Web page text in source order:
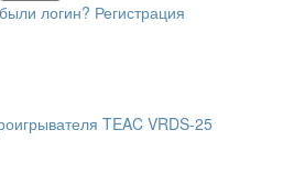
логин? Регистрация
TEAC VRDS-25